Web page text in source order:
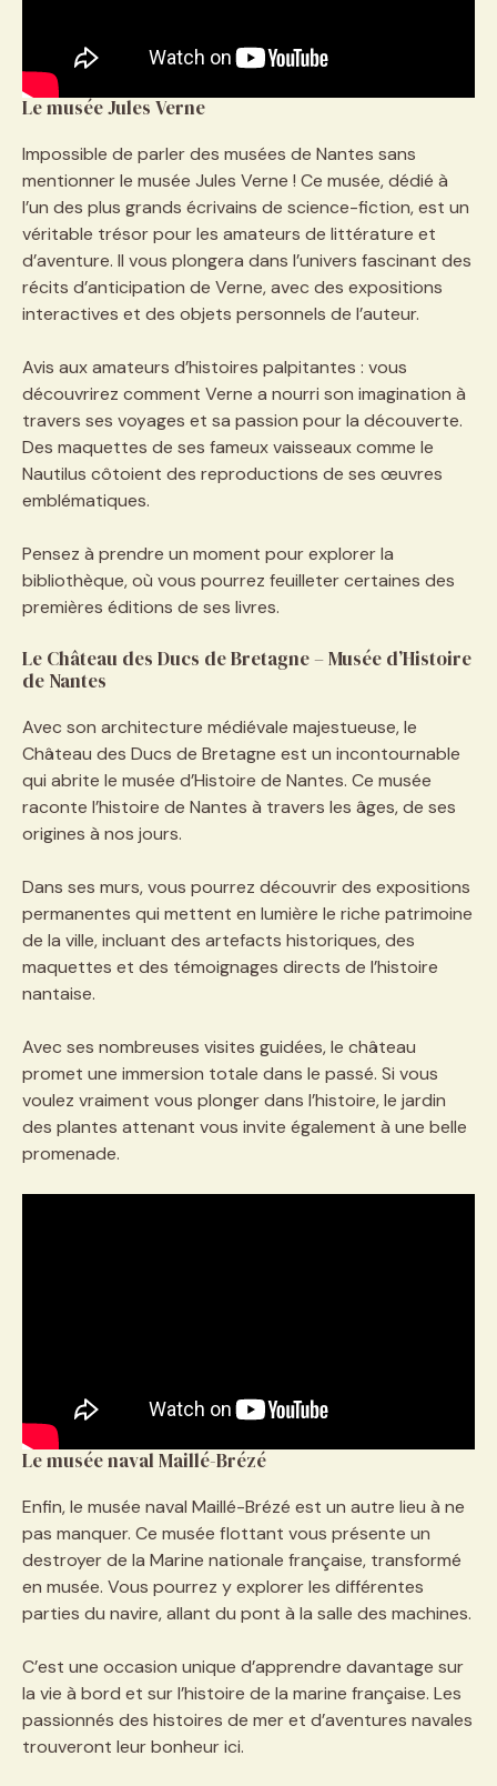
Le musée Jules Verne
Impossible de parler des musées de Nantes sans
mentionner le musée Jules Verne ! Ce musée, dédié à
l’un des plus grands écrivains de science-fiction, est un
véritable trésor pour les amateurs de littérature et
d’aventure. Il vous plongera dans l’univers fascinant des
récits d’anticipation de Verne, avec des expositions
interactives et des objets personnels de l’auteur.
Avis aux amateurs d’histoires palpitantes : vous
découvrirez comment Verne a nourri son imagination à
travers ses voyages et sa passion pour la découverte.
Des maquettes de ses fameux vaisseaux comme le
Nautilus côtoient des reproductions de ses œuvres
emblématiques.
Pensez à prendre un moment pour explorer la
bibliothèque, où vous pourrez feuilleter certaines des
premières éditions de ses livres.
Le Château des Ducs de Bretagne – Musée d’Histoire
de Nantes
Avec son architecture médiévale majestueuse, le
Château des Ducs de Bretagne est un incontournable
qui abrite le musée d’Histoire de Nantes. Ce musée
raconte l’histoire de Nantes à travers les âges, de ses
origines à nos jours.
Dans ses murs, vous pourrez découvrir des expositions
permanentes qui mettent en lumière le riche patrimoine
de la ville, incluant des artefacts historiques, des
maquettes et des témoignages directs de l’histoire
nantaise.
Avec ses nombreuses visites guidées, le château
promet une immersion totale dans le passé. Si vous
voulez vraiment vous plonger dans l’histoire, le jardin
des plantes attenant vous invite également à une belle
promenade.
Le musée naval Maillé-Brézé
Enfin, le musée naval Maillé-Brézé est un autre lieu à ne
pas manquer. Ce musée flottant vous présente un
destroyer de la Marine nationale française, transformé
en musée. Vous pourrez y explorer les différentes
parties du navire, allant du pont à la salle des machines.
C’est une occasion unique d’apprendre davantage sur
la vie à bord et sur l’histoire de la marine française. Les
passionnés des histoires de mer et d’aventures navales
trouveront leur bonheur ici.